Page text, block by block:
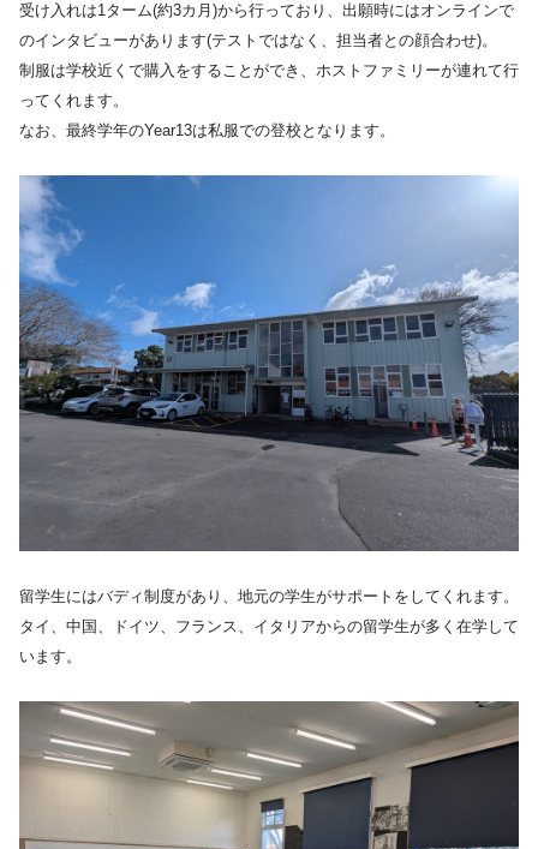
受け入れは1ターム(約3カ月)から行っており、出願時にはオンラインで
のインタビューがあります(テストではなく、担当者との顔合わせ)。
制服は学校近くで購入をすることができ、ホストファミリーが連れて行
ってくれます。
なお、最終学年のYear13は私服での登校となります。
留学生にはバディ制度があり、地元の学生がサポートをしてくれます。
タイ、中国、ドイツ、フランス、イタリアからの留学生が多く在学して
います。